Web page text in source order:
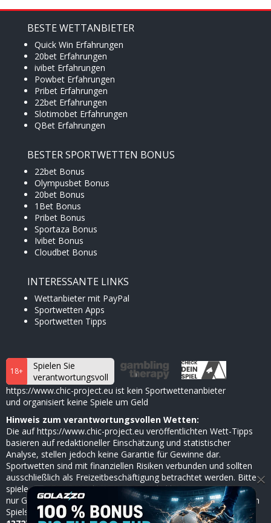
BESTE WETTANBIETER
Quick Win Erfahrungen
20bet Erfahrungen
ivibet Erfahrungen
Powbet Erfahrungen
Pribet Erfahrungen
22bet Erfahrungen
Slotimobet Erfahrungen
QBet Erfahrungen
BESTER SPORTWETTEN BONUS
22bet Bonus
Olympusbet Bonus
20bet Bonus
1Bet Bonus
Pribet Bonus
Sportaza Bonus
Ivibet Bonus
Cloudbet Bonus
INTERESSANTE LINKS
Wettanbieter mit PayPal
Sportwetten Apps
Sportwetten Tipps
18+
Spielen Sie
verantwortungsvoll
https://www.chic-project.eu ist kein Sportwettenanbieter
und organisiert keine Spiele um Geld
Hinweis zum verantwortungsvollen Wetten:
Die auf https://www.chic-project.eu veröffentlichten Wett-Tipps
basieren auf redaktioneller Einschätzung und statistischer
Analyse, stellen jedoch keine Garantie für Gewinne dar.
Sportwetten sind mit finanziellen Risiken verbunden und sollten
ausschließlich als Freizeitbeschäftigung betrachtet werden. Bitte
spiele verantwortungsbewusst, setze dir klare Limits und nutze
nur Geld, dessen Verlust du verkraften kannst. Bei Anzeichen von
Spielsucht hilft dieBZgAanonym und kostenlos unter0800
×